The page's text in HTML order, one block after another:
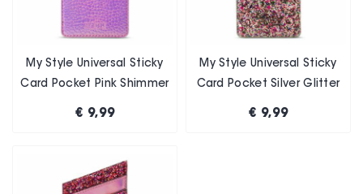
My Style Universal Sticky
Card Pocket Pink Shimmer
€ 9,99
My Style Universal Sticky
Card Pocket Silver Glitter
€ 9,99